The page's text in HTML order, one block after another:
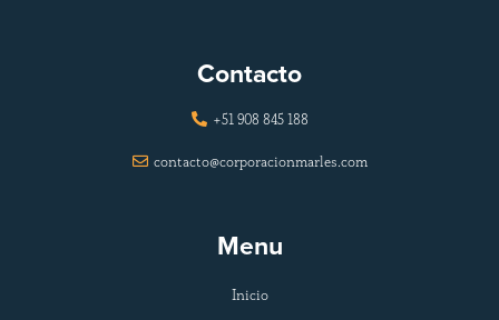
Contacto
 +51 908 845 188
 contacto@corporacionmarles.com
Menu
Inicio